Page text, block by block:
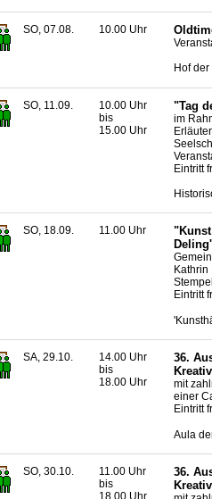
SO, 07.08. 10.00 Uhr
Hof
SO, 11.09.
10.00 Uhr
bis
15.00 Uhr
"Tag
im
Eintritt
SO, 18.09. 11.00 Uhr
Deling'
Kathrin
Eintritt
SA, 29.10.
14.00 Uhr
bis
18.00 Uhr
36.
mit
einer
Eintritt
Aula
SO, 30.10.
11.00 Uhr
bis
18.00 Uhr
36.